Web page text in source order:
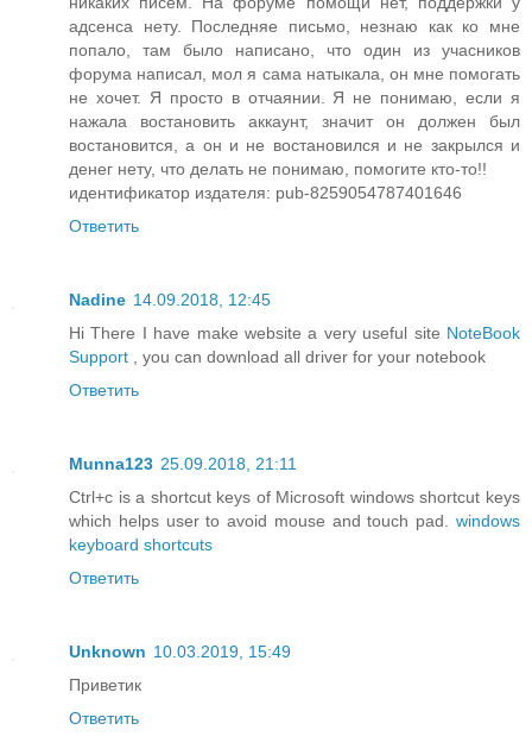
адсенса нету. Последняе письмо, незнаю как ко мне
попало, там было написано, что один из учасников
форума написал, мол я сама натыкала, он мне помогать
не хочет. Я просто в отчаянии. Я не понимаю, если я
нажала востановить аккаунт, значит он должен был
востановится, а он и не востановился и не закрылся и
денег нету, что делать не понимаю, помогите кто-то!!
идентификатор издателя: pub-8259054787401646
Ответить
Nadine 14.09.2018, 12:45
Hi There I have make website a very useful site NoteBook
Support , you can download all driver for your notebook
Ответить
Munna123 25.09.2018, 21:11
Ctrl+c is a shortcut keys of Microsoft windows shortcut keys
which helps user to avoid mouse and touch pad. windows
keyboard shortcuts
Ответить
Unknown 10.03.2019, 15:49
Приветик
Ответить